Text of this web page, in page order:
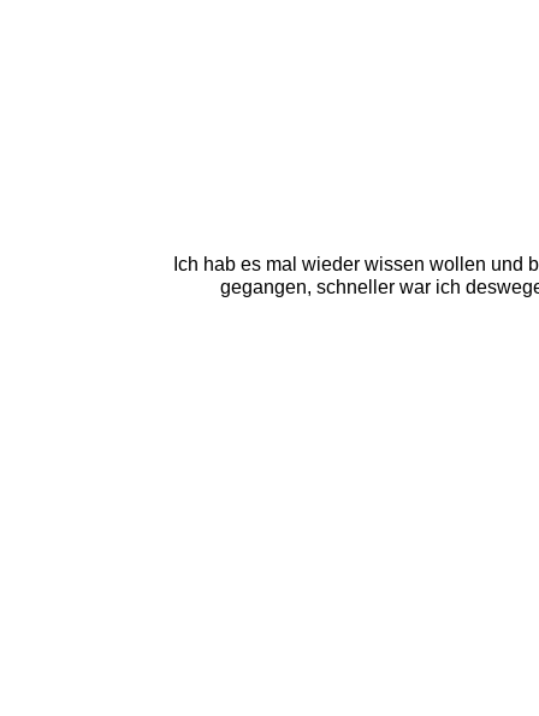
Ich hab es mal wieder wissen wollen und
gegangen, schneller war ich